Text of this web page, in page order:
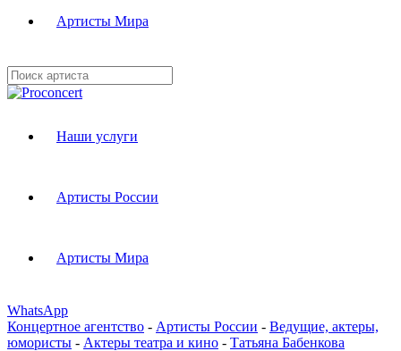
Артисты Мира
Наши услуги
Артисты России
Артисты Мира
WhatsApp
Концертное агентство - Артисты России - Ведущие, актеры,
юмористы - Актеры театра и кино - Татьяна Бабенкова